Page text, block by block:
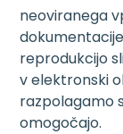
neoviranega
reprodukcijo
v elektronski
razpolagamo
omogočajo.